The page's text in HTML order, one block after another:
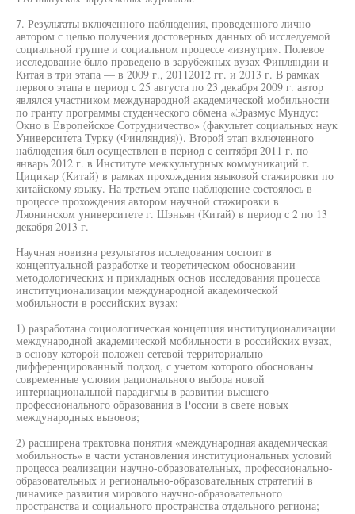
7. Результаты включенного наблюдения, проведенного лично
автором с целью получения достоверных данных об исследуемой
социальной группе и социальном процессе «изнутри». Полевое
исследование было проведено в зарубежных вузах Финляндии и
Китая в три этапа — в 2009 г., 20112012 гг. и 2013 г. В рамках
первого этапа в период с 25 августа по 23 декабря 2009 г. автор
являлся участником международной академической мобильности
по гранту программы студенческого обмена «Эразмус Мундус:
Окно в Европейское Сотрудничество» (факультет социальных наук
Университета Турку (Финляндия)). Второй этап включенного
наблюдения был осуществлен в период с сентября 2011 г. по
январь 2012 г. в Институте межкультурных коммуникаций г.
Цицикар (Китай) в рамках прохождения языковой стажировки по
китайскому языку. На третьем этапе наблюдение состоялось в
процессе прохождения автором научной стажировки в
Ляонинском университете г. Шэньян (Китай) в период с 2 по 13
декабря 2013 г.
Научная новизна результатов исследования состоит в
концептуальной разработке и теоретическом обосновании
методологических и прикладных основ исследования процесса
институционализации международной академической
мобильности в российских вузах:
1) разработана социологическая концепция институционализации
международной академической мобильности в российских вузах,
в основу которой положен сетевой территориально-
дифференцированный подход, с учетом которого обоснованы
современные условия рационального выбора новой
интернациональной парадигмы в развитии высшего
профессионального образования в России в свете новых
международных вызовов;
2) расширена трактовка понятия «международная академическая
мобильность» в части установления институциональных условий
процесса реализации научно-образовательных, профессионально-
образовательных и регионально-образовательных стратегий в
динамике развития мирового научно-образовательного
пространства и социального пространства отдельного региона;